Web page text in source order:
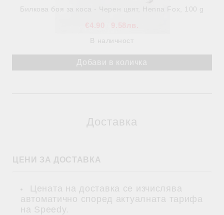
Билкова боя за коса - Черен цвят, Henna Fox, 100 g
В наличност
Доставка
ЦЕНИ ЗА ДОСТАВКА
Цената на доставка се изчислява
автоматично според актуалната тарифа
на Speedy.